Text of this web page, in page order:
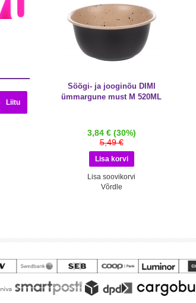
Liitu
Söögi- ja jooginõu DIMI
ümmargune must M 520ML
3,84 € (30%)
5,49 €
Lisa soovikorvi
Võrdle